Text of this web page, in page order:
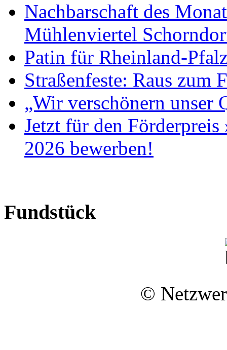
Nachbarschaft des
Mühlenviertel
Patin für Rheinland-
Straßenfeste: Raus zum
„Wir verschönern unser
Jetzt für den Förderpreis
2026 bewerben!
Fundstück
©